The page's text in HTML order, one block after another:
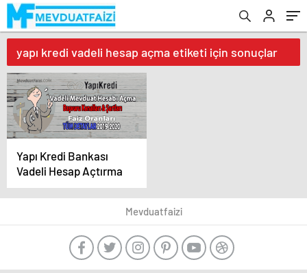
yapı kredi vadeli hesap açma etiketi için sonuçlar
Yapı Kredi Bankası
Vadeli Hesap Açtırma
Mevduatfaizi